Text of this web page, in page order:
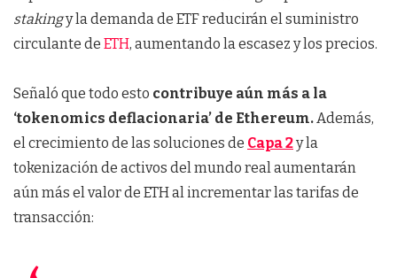
stakingy la demanda de ETF reducirán el suministro
circulante de ETH, aumentando la escasez y los precios.
Señaló que todo esto contribuye aún más a la
‘tokenomics deflacionaria’ de Ethereum.Además,
el crecimiento de las soluciones de Capa 2y la
tokenización de activos del mundo real aumentarán
aún más el valor de ETH al incrementar las tarifas de
transacción: